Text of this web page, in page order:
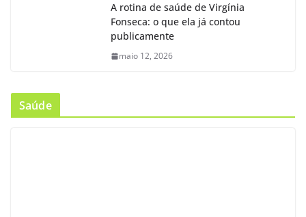
A rotina de saúde de Virgínia
Fonseca: o que ela já contou
publicamente
maio 12, 2026
Saúde